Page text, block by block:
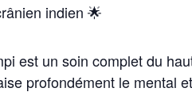
indien 🌟
est un soin complet du
profondément le mental